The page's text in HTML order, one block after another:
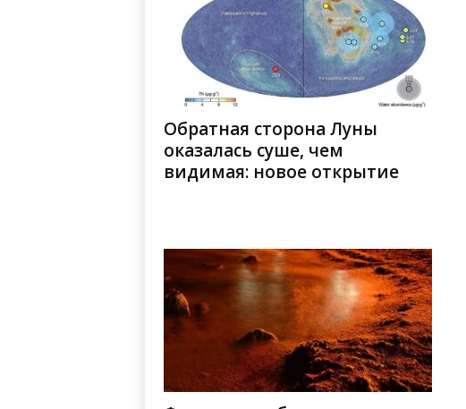
Обратная сторона Луны
оказалась суше, чем
видимая: новое открытие